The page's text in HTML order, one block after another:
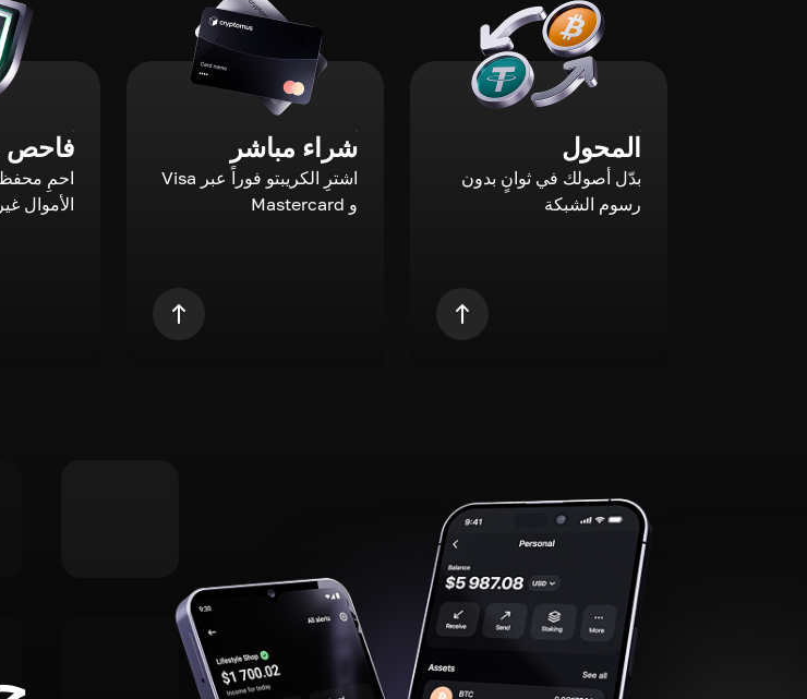
المحول
بدّل أصولك في ثوانٍ بدون
رسوم الشبكة
شراء مباشر
اشترِ الكريبتو فوراً عبر Visa
و Mastercard
فاحص AML
احمِ
الأموال